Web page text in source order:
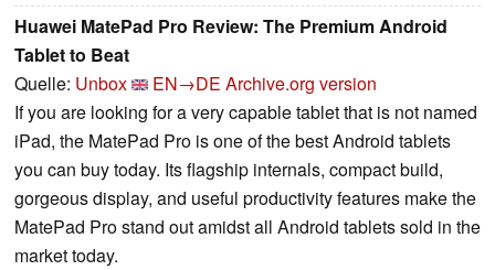
Huawei MatePad Pro Review: The Premium Android
Tablet to Beat
Quelle: Unbox EN→DE Archive.org version
If you are looking for a very capable tablet that is not named
iPad, the MatePad Pro is one of the best Android tablets
you can buy today. Its flagship internals, compact build,
gorgeous display, and useful productivity features make the
MatePad Pro stand out amidst all Android tablets sold in the
market today.